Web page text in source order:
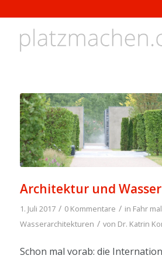
Architektur und Wasser
1. Juli 2017 / 0 Kommentare / in Fahr
Wasserarchitekturen / von Dr. Katrin
Schon mal vorab: die